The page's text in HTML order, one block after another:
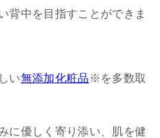
背中を目指すことができま
い無添加化粧品 ※を多数取
に優しく寄り添い、肌を健